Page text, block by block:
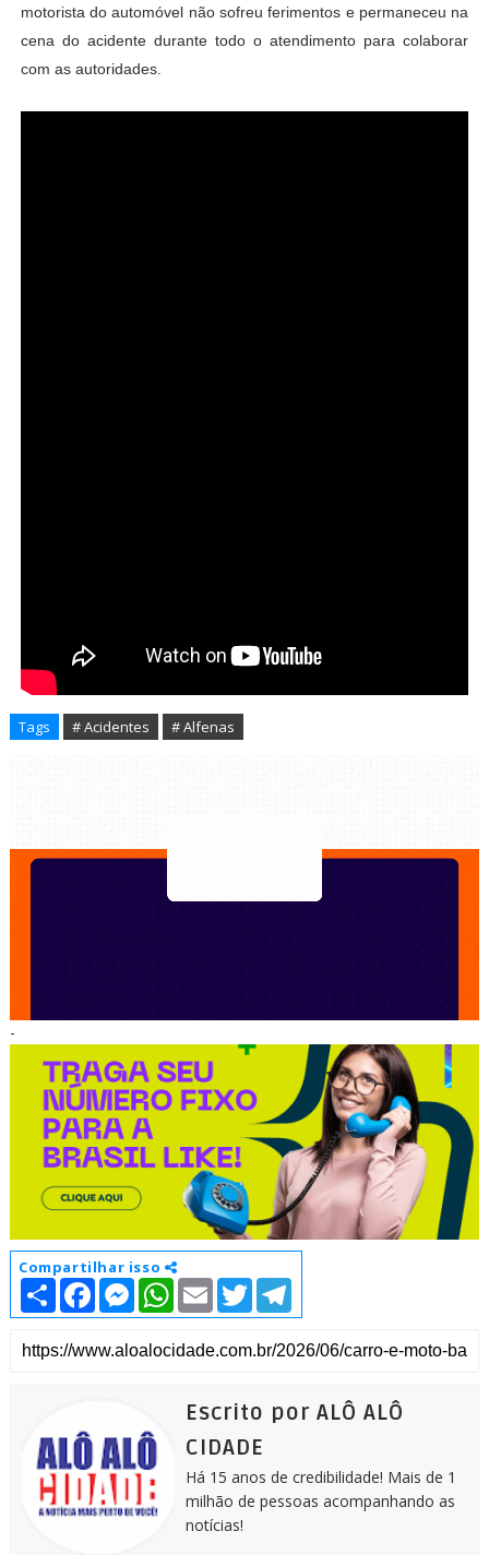
motorista do automóvel não sofreu ferimentos e permaneceu na
cena do acidente durante todo o atendimento para colaborar
com as autoridades.
Tags # Acidentes # Alfenas
-
Compartilhar isso
S
h
a
e
F
c
b
M
e
s
e
W
h
a
t
s
E
m
a
l
T
i
t
t
T
l
e
g
m
Escrito por ALÔ ALÔ
CIDADE
Há 15 anos de credibilidade! Mais de 1
milhão de pessoas acompanhando as
notícias!